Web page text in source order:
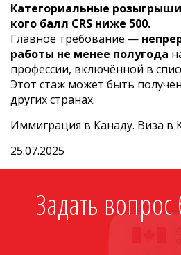
Категориальные
кого балл CRS ниже 500.
Главное требование —
работы не менее полугода
профессии, включённой в
Этот стаж может быть
других странах.
Иммиграция в Канаду. Виза в
25.07.2025
Задать вопрос